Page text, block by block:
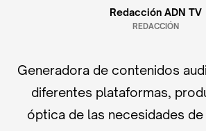
Redacción ADN TV
REDACCIÓN
Generadora de contenidos
diferentes plataformas,
óptica de las necesidades